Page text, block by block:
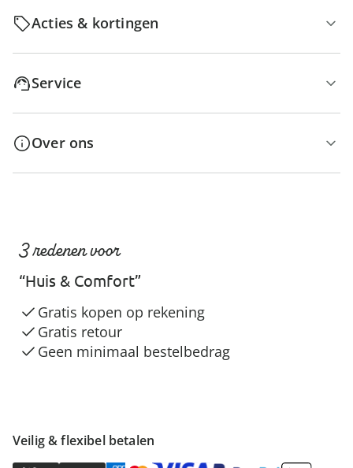
Acties & kortingen
Service
Over ons
Veilig & flexibel betalen
3 redenen voor
“Huis & Comfort”
Gratis kopen op rekening
Gratis retour
Geen minimaal bestelbedrag